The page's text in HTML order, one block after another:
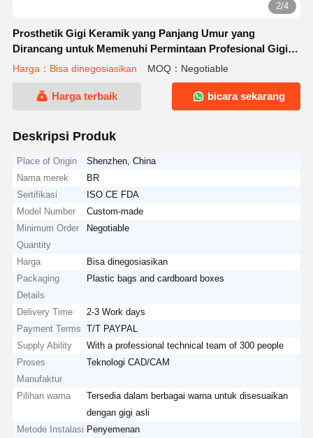
2/4
Prosthetik Gigi Keramik yang Panjang Umur yang
Dirancang untuk Memenuhi Permintaan Profesional Gigi
dan Laboratorium di Seluruh Dunia
Harga：Bisa dinegosiasikan MOQ：Negotiable
Harga terbaik bicara sekarang
Deskripsi Produk
Place of Origin
Shenzhen, China
Nama merek
BR
Sertifikasi
ISO CE FDA
Model Number
Custom-made
Minimum Order
Quantity
Negotiable
Harga
Bisa dinegosiasikan
Packaging
Details
Plastic bags and cardboard boxes
Delivery Time
2-3 Work days
Payment Terms
T/T PAYPAL
Supply Ability
With a professional technical team of 300 people
Proses
Manufaktur
Teknologi CAD/CAM
Pilihan warna
Tersedia dalam berbagai warna untuk disesuaikan
dengan gigi asli
Metode Instalasi Penyemenan